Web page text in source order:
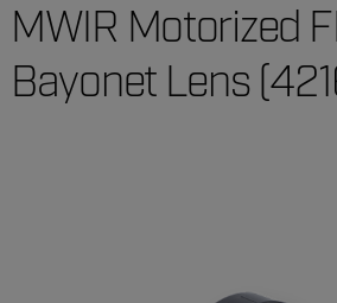
MWIR Motorized
Bayonet Lens